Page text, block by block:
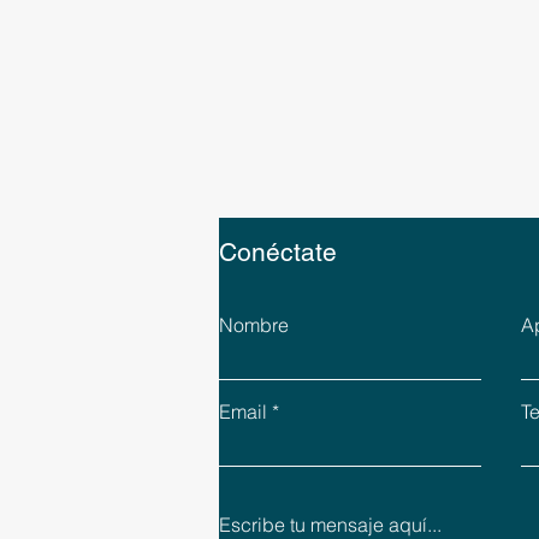
Conéctate
Nombre
Email